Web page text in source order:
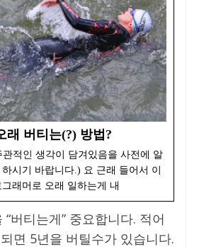
래 버티는(?) 방법?
적인 생각이 담겨있음을 사전에 알
시기 바랍니다.) 요 근래 들어서 이
래머로 오래 일하는게 내
버티는게” 중요합니다. 적어
면 5년을 버틸수가 있습니다.